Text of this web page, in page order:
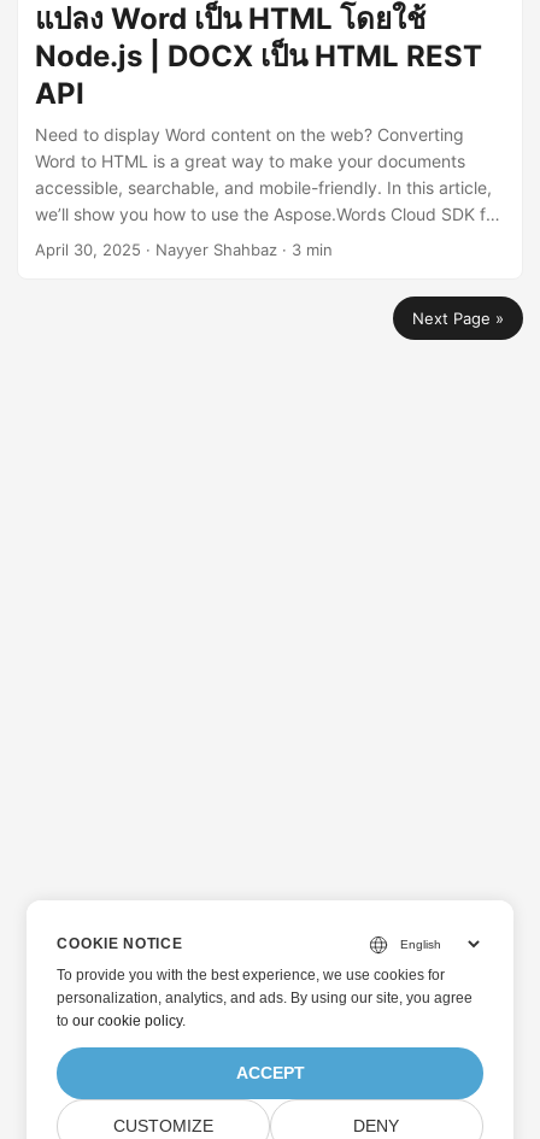
แปลง Word เป็น HTML โดยใช้
Node.js | DOCX เป็น HTML REST
API
Need to display Word content on the web? Converting
Word to HTML is a great way to make your documents
accessible, searchable, and mobile-friendly. In this article,
we’ll show you how to use the Aspose.Words Cloud SDK for
Node.js to convert DOCX or DOC files to clean, responsive
April 30, 2025 · Nayyer Shahbaz · 3 min
Next Page »
COOKIE NOTICE
To provide you with the best experience, we use cookies for
personalization, analytics, and ads. By using our site, you agree
toour cookie policy.
ACCEPT
CUSTOMIZE DENY